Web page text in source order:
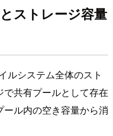
ストレージ容量
ルシステム全体のスト
共有プールとして存在
ル内の空き容量から消